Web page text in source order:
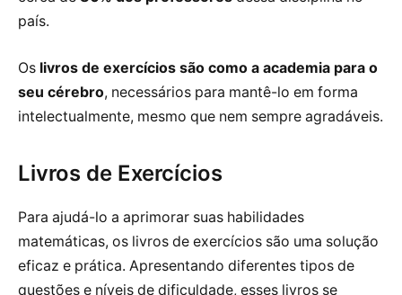
país.
Os livros de exercícios são como a academia para o
seu cérebro, necessários para mantê-lo em forma
intelectualmente, mesmo que nem sempre agradáveis.
Livros de Exercícios
Para ajudá-lo a aprimorar suas habilidades
matemáticas, os livros de exercícios são uma solução
eficaz e prática. Apresentando diferentes tipos de
questões e níveis de dificuldade, esses livros se